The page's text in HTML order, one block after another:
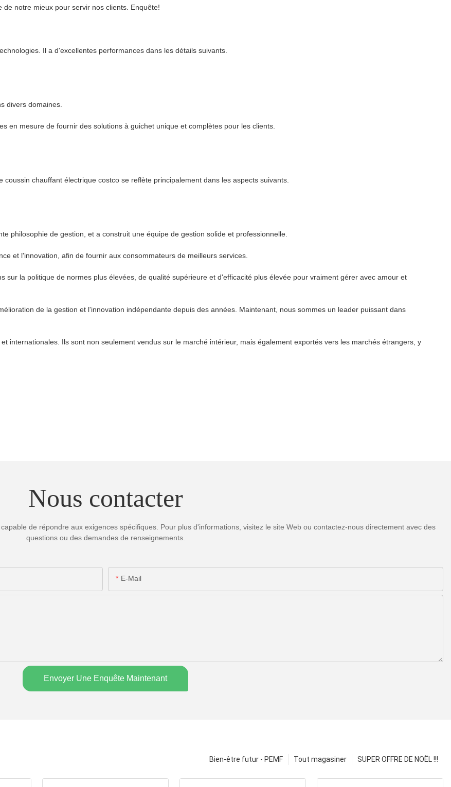
notre mieux pour servir nos clients. Enquête!
Il a d'excellentes performances dans les détails suivants.
divers domaines.
en mesure de fournir des solutions à guichet unique et complètes pour les clients.
chauffant électrique costco se reflète principalement dans les aspects suivants.
philosophie de gestion, et a construit une équipe de gestion solide et professionnelle.
et l'innovation, afin de fournir aux consommateurs de meilleurs services.
sur la politique de normes plus élevées, de qualité supérieure et d'efficacité plus élevée pour vraiment gérer avec amour et
de la gestion et l'innovation indépendante depuis des années. Maintenant, nous sommes un leader puissant dans
internationales. Ils sont non seulement vendus sur le marché intérieur, mais également exportés vers les marchés étrangers, y
Nous contacter
de répondre aux exigences spécifiques. Pour plus d'informations, visitez le site Web ou contactez-nous directement avec des
questions ou des demandes de renseignements.
E-Mail
Envoyer Une Enquête Maintenant
SUPER OFFRE DE NOËL !!!
Tout magasiner
Bien-être futur - PEMF